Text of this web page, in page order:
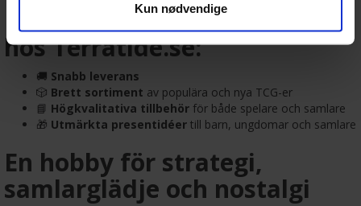
Kun nødvendige
🎯 Därför handlar samlare
hos Terratide.se:
🚚 Snabb leverans
🎲 Brett sortiment av populära och nya TCG-er
📘 Högkvalitativa tillbehör för både spelare och samlare
🎁 Utmärkta presentidéer till barn, ungdomar och samlare
En hobby för strategi,
samlarglädje och nostalgi